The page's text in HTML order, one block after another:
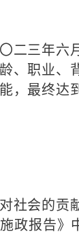
二三年六
、职业、
，最终达
社会的贡
政报告》